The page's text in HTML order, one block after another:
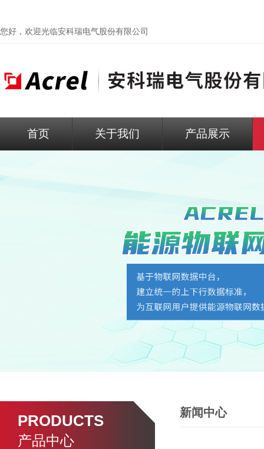
您好，欢迎光临安科瑞电气股份有限公司
首页 关于我们 产品展示
PRODUCTS
产品中心
新闻中心